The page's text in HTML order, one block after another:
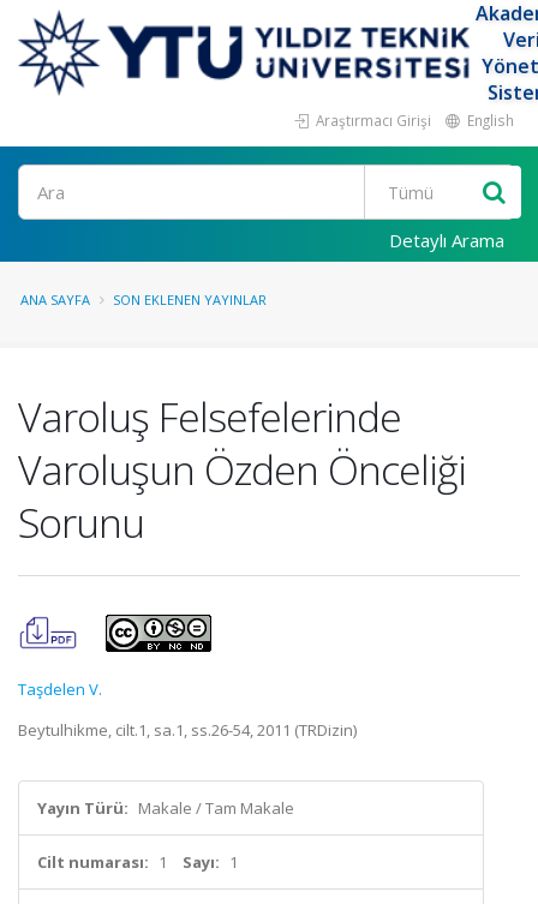
Araştırmacı Girişi English
Ara
Detaylı Arama
ANA SAYFA SON EKLENEN YAYINLAR
Varoluş Felsefelerinde
Varoluşun Özden Önceliği
Sorunu
Taşdelen V.
Beytulhikme, cilt.1, sa.1, ss.26-54, 2011 (TRDizin)
Yayın Türü: Makale / Tam Makale
Cilt numarası: 1 Sayı: 1